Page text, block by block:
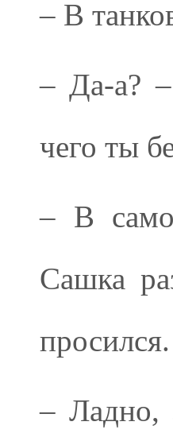
– В
– Да-а?
чего ты
– В
Сашка
– Ладно,